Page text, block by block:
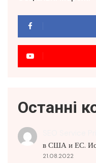
Останні
в США и ЕС.
21.08.2022